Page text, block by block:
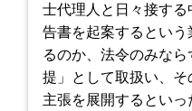
士代理人と日々接す
告書を起案するとい
るのか、法令のみな
提」として取扱い、そ
主張を展開するとい